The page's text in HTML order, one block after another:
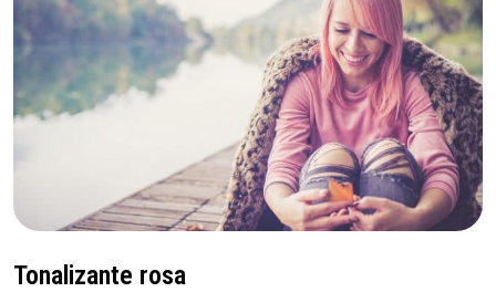
Tonalizante rosa